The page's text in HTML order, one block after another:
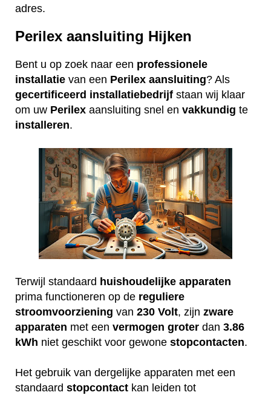
adres.
Perilex aansluiting Hijken
Bent u op zoek naar een professionele
installatie van een Perilex aansluiting? Als
gecertificeerd installatiebedrijf staan wij klaar
om uw Perilex aansluiting snel en vakkundig te
installeren.
Terwijl standaard huishoudelijke apparaten
prima functioneren op de reguliere
stroomvoorziening van 230 Volt, zijn zware
apparaten met een vermogen groter dan 3.86
kWh niet geschikt voor gewone stopcontacten.
Het gebruik van dergelijke apparaten met een
standaard stopcontact kan leiden tot